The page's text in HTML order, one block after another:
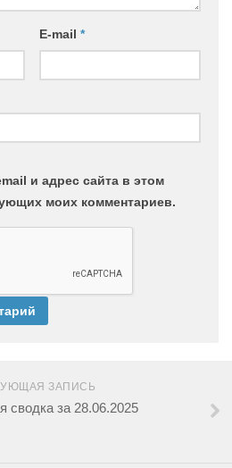
E-mail *
и адрес сайта в этом
моих комментариев.
ЗАПИСЬ
сводка за 28.06.2025